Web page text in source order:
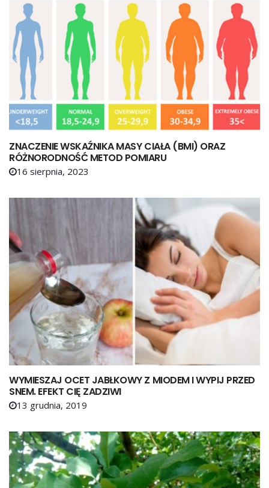
ZNACZENIE WSKAŹNIKA MASY CIAŁA (BMI) ORAZ
RÓŻNORODNOŚĆ METOD POMIARU
16 sierpnia, 2023
WYMIESZAJ OCET JABŁKOWY Z MIODEM I WYPIJ PRZED
SNEM. EFEKT CIĘ ZADZIWI
13 grudnia, 2019